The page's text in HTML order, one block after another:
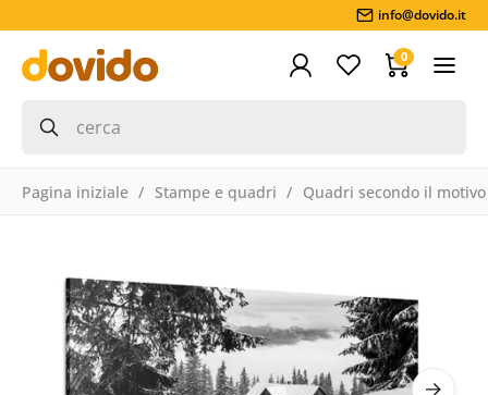
info@dovido.it
0
Pagina iniziale Stampe e quadri Quadri secondo il motivo